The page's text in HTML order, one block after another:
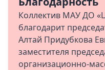
Коллектив МАУ ДО
благодарит
Алтай Придубкова
заместителя
организационно-